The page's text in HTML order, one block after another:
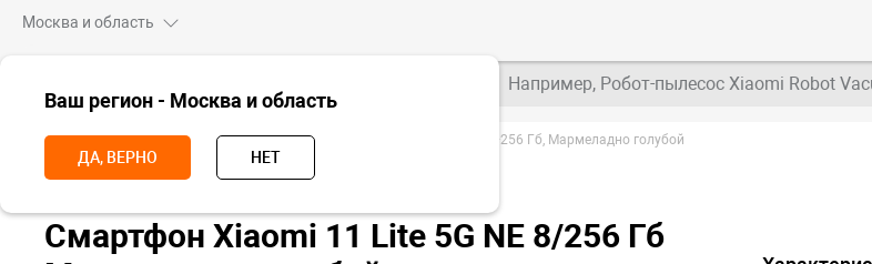
Москва и область
Ваш регион - Москва и область
ДА, ВЕРНО НЕТ
Например, Робот-пылесос Xiaomi Robot
Главная Смартфоны Xiaomi Смартфон Xiaomi 11 Lite 5G NE, 8+256 Гб, Мармеладно голубой
Смартфон Xiaomi 11 Lite 5G NE 8/256 Гб